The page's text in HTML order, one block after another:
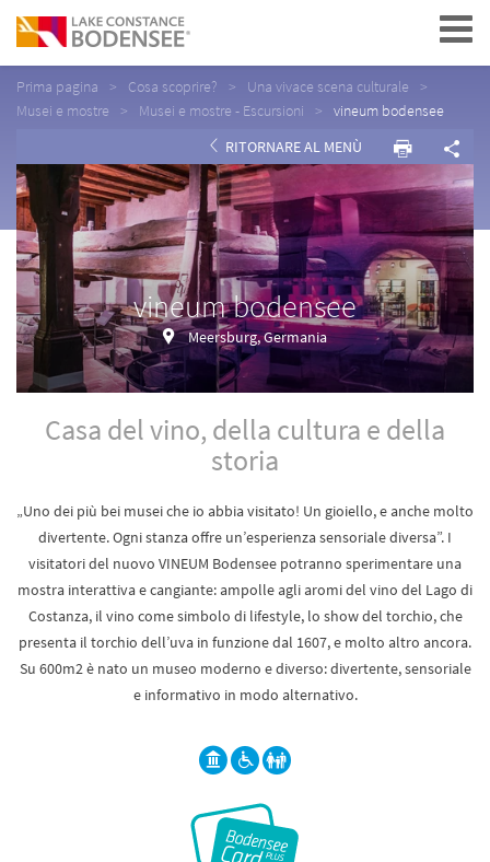
Navigation
Prima pagina Cosa scoprire?
Una vivace scena culturale
Musei e mostre
Musei e mostre - Escursioni
vineum bodensee
RITORNARE AL MENÙ
vineum bodensee
Meersburg, Germania
Casa del vino, della cultura e della
storia
„Uno dei più bei musei che io abbia visitato! Un gioiello, e anche molto
divertente. Ogni stanza offre un’esperienza sensoriale diversa”. I
visitatori del nuovo VINEUM Bodensee potranno sperimentare una
mostra interattiva e cangiante: ampolle agli aromi del vino del Lago di
Costanza, il vino come simbolo di lifestyle, lo show del torchio, che
presenta il torchio dell’uva in funzione dal 1607, e molto altro ancora.
Su 600m2 è nato un museo moderno e diverso: divertente, sensoriale
e informativo in modo alternativo.